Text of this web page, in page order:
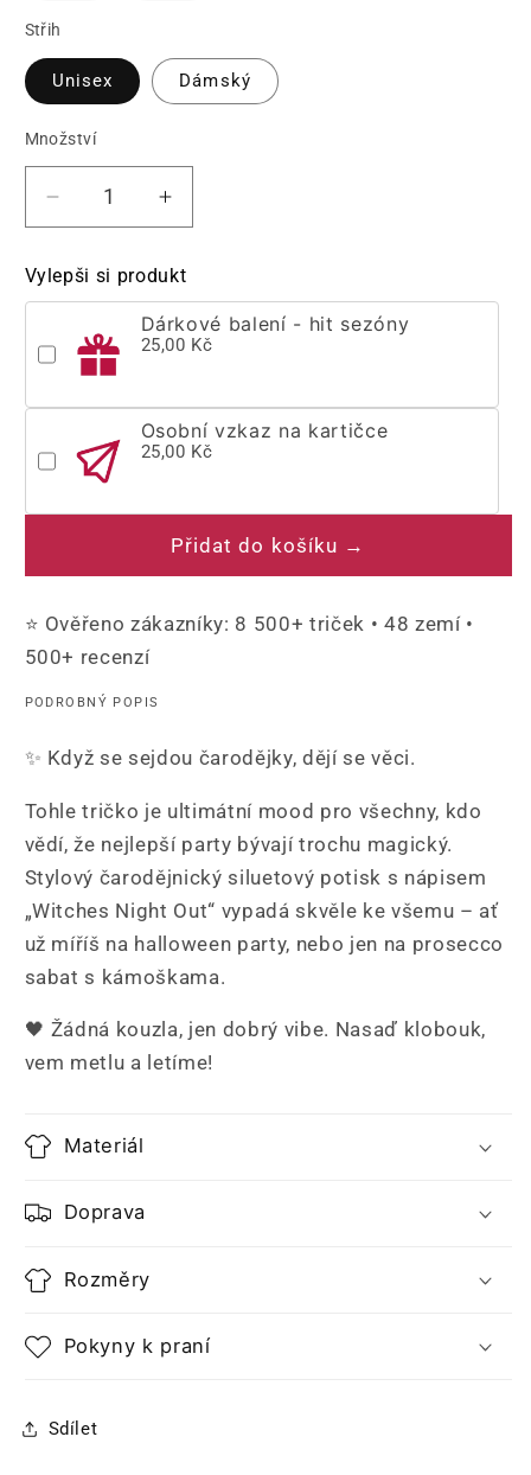
Střih
Unisex Dámský
Množství
Množství
Snížit
množství
produktu
Halloween
s
čarodějnicí
Witches
night
out
Zvýšit
množství
produktu
Halloween
tričko
s
nápisem
Witches
out
Vylepši si produkt
Dárkové balení - hit sezóny
25,00 Kč
Osobní vzkaz na kartičce
25,00 Kč
Přidat do košíku →
⭐ Ověřeno zákazníky: 8 500+ triček • 48 zemí •
500+ recenzí
PODROBNÝ POPIS
✨ Když se sejdou čarodějky, dějí se věci.
Tohle tričko je ultimátní mood pro všechny, kdo
vědí, že nejlepší party bývají trochu magický.
Stylový čarodějnický siluetový potisk s nápisem
„Witches Night Out“ vypadá skvěle ke všemu – ať
už míříš na halloween party, nebo jen na prosecco
sabat s kámoškama.
🖤 Žádná kouzla, jen dobrý vibe. Nasaď klobouk,
vem metlu a letíme!
Materiál
Doprava
Rozměry
Pokyny k praní
Sdílet